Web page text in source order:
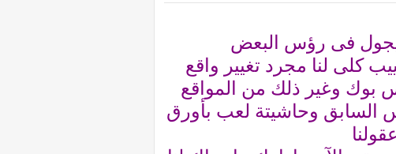
يجول فى رؤس البعض
كلى لنا مجرد تغيير واقع
بوك وغير ذلك من المواقع
السابق وحاشيتة لعب بأورق